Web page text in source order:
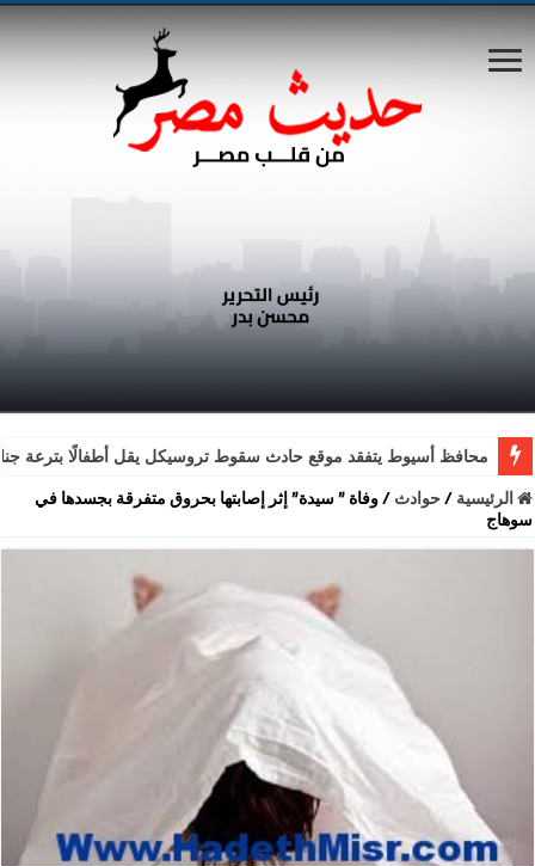
محافظ أسيوط يتفقد موقع حادث سقوط تروسيكل يقل أطفالًا بترعة
الرئيسية /حوادث /وفاة ” سيدة” إثر إصابتها بحروق متفرقة بجسدها في
سوهاج